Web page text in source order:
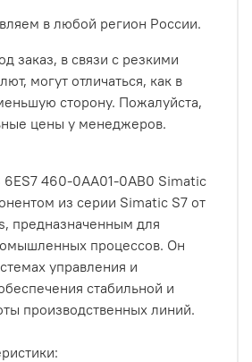
в любой регион России.
заказ, в связи с резкими
могут отличаться, как в
сторону. Пожалуйста,
цены у менеджеров.
6ES7 460-0AA01-0AB0 Simatic
из серии Simatic S7 от
предназначенным для
процессов. Он
управления и
стабильной и
производственных линий.